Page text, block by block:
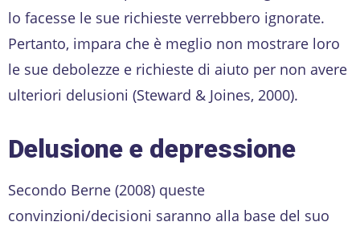
lo facesse le sue richieste verrebbero ignorate.
Pertanto, impara che è meglio non mostrare loro
le sue debolezze e richieste di aiuto per non avere
ulteriori delusioni (Steward & Joines, 2000).
Delusione e depressione
Secondo Berne (2008) queste
convinzioni/decisioni saranno alla base del suo